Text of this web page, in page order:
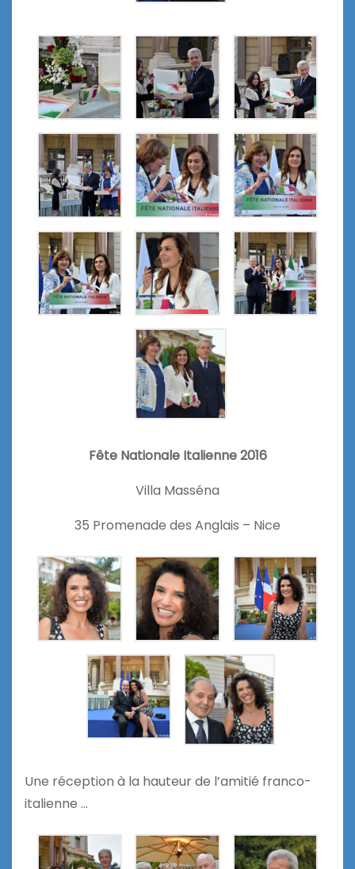
Fête Nationale Italienne 2016
Villa Masséna
35 Promenade des Anglais – Nice
Une réception à la hauteur de l’amitié franco-
italienne …